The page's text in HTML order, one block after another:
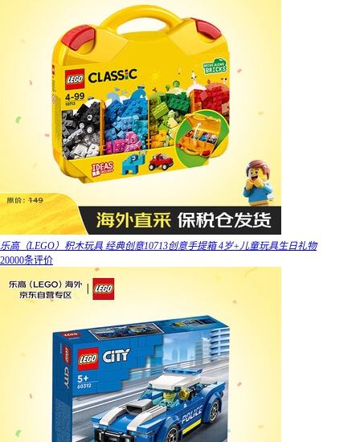
乐高（LEGO）积木玩具 经典创意10713创意手提箱 4岁+儿童玩具生日礼物
20000条评价